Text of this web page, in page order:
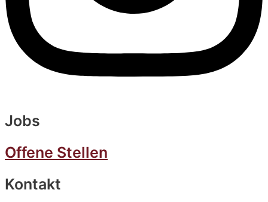
Jobs
Offene Stellen
Kontakt